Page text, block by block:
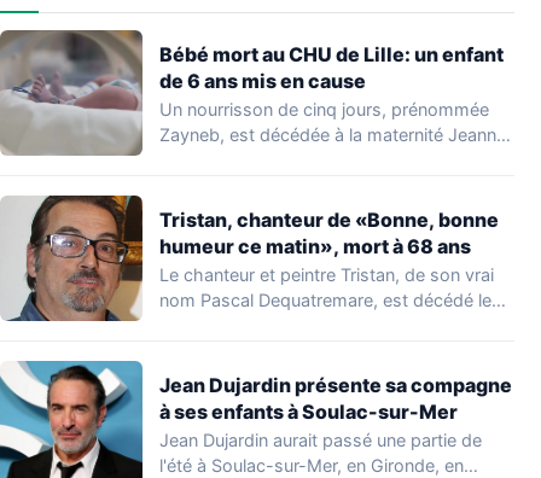
Bébé mort au CHU de Lille: un enfant
de 6 ans mis en cause
Un nourrisson de cinq jours, prénommée
Zayneb, est décédée à la maternité Jeanne
Tristan, chanteur de «Bonne, bonne
humeur ce matin», mort à 68 ans
Le chanteur et peintre Tristan, de son vrai
nom Pascal Dequatremare, est décédé le…
Jean Dujardin présente sa compagne
à ses enfants à Soulac-sur-Mer
Jean Dujardin aurait passé une partie de
l'été à Soulac-sur-Mer, en Gironde, en